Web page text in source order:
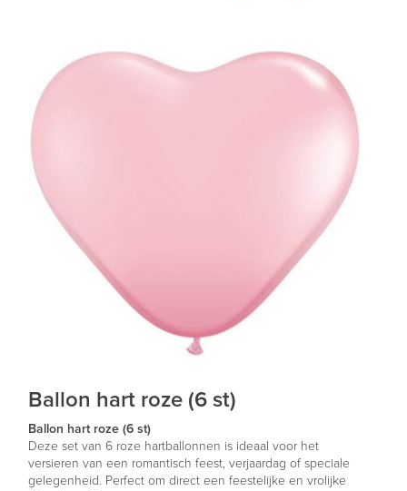
Ballon hart roze (6 st)
Ballon hart roze (6 st)
Deze set van 6 roze hartballonnen is ideaal voor het
versieren van een romantisch feest, verjaardag of speciale
gelegenheid. Perfect om direct een feestelijke en vrolijke